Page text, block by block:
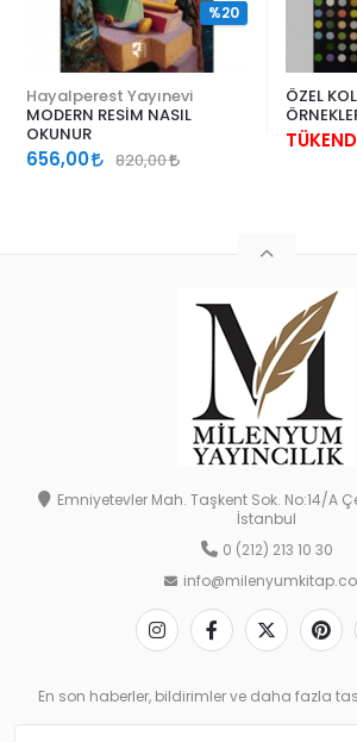
Hayalperest Yayınevi
MODERN RESİM NASIL
OKUNUR
656,00 820,00
%20
ÖZEL
SANAT
TÜKENDİ
Emniyetevler Mah. Taşkent Sok. No:14/A
İstanbul
0 (212) 213 10 30
En son haberler, bildirimler ve daha fazla